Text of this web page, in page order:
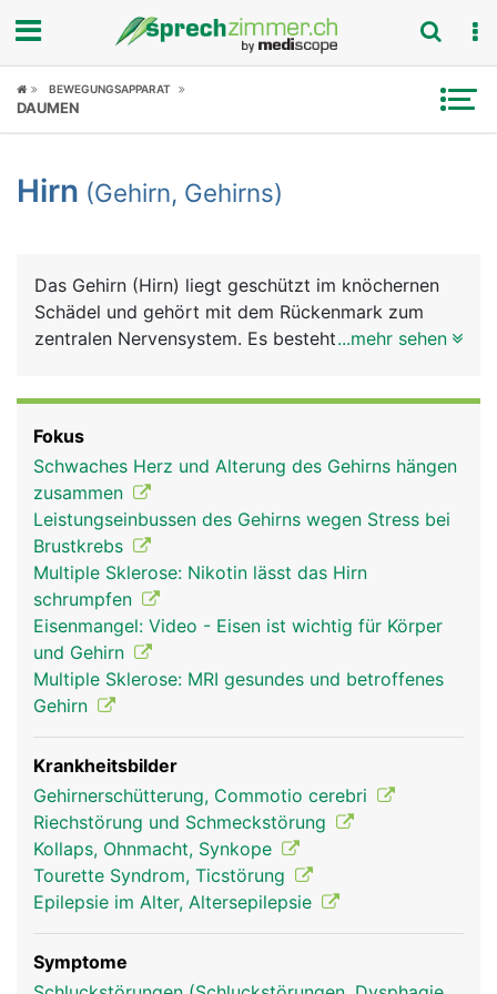
Fokus
Symptome
News
Rubriken
BEWEGUNGSAPPARAT
DAUMEN
Hirn (Gehirn, Gehirns)
Das Gehirn (Hirn) liegt geschützt im knöchernen
Schädel und gehört mit dem Rückenmark zum
zentralen Nervensystem. Es besteht grob aus
(Sinneseindrücke) zusammen, werden verarbeitet
und lösen entsprechende Reaktionen aus.
Zuständig für all diese Abläufe sind rund 100
Milliarden Nervenzellen (Hirnzellen), die
untereinander mit unzähligen Kontaktstellen
vernetzt sind und so ein hochkompliziertes
elektronisches Kommunikationssystem bilden.
Anders als andere Zellen kann der Körper
geschädigte Hirnzellen nicht regenerieren. Als
Kommandozentrale steuert das Hirn praktisch alle
Körperfunktionen, wobei verschiedene Bereiche
des Hirns unterschiedliche Aufgaben erfüllen. Das
Stammhirn steuert z.B. Atmung, Herzschlag,
Verdauung, und andere lebenswichtige Funktionen
wie die Körpertemperatur. Das Zwischenhirn ist die
Umschaltstelle zum Grosshirn und besitzt an der
Unterseite die Hirnanhangsdrüse, die den
Hormonhaushalt reguliert. Das Grosshirn steuert
des Gedächtnisses und des Bewusstseins. Das
Mittelhirn steuert den Schlaf und das Kleinhirn ist
...mehr sehen
Fokus
Schwaches Herz und Alterung des Gehirns hängen
zusammen
Leistungseinbussen des Gehirns wegen Stress bei
Brustkrebs
Multiple Sklerose: Nikotin lässt das Hirn
schrumpfen
Eisenmangel: Video - Eisen ist wichtig für Körper
und Gehirn
Multiple Sklerose: MRI gesundes und betroffenes
Gehirn
Krankheitsbilder
Gehirnerschütterung, Commotio cerebri
Riechstörung und Schmeckstörung
Kollaps, Ohnmacht, Synkope
Tourette Syndrom, Ticstörung
Epilepsie im Alter, Altersepilepsie
Symptome